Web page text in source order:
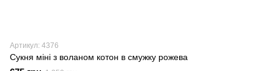
Артикул: 4376
Сукня міні з воланом котон в смужку рожева